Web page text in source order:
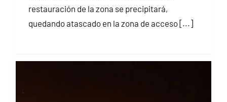
restauración de la zona se precipitará,
quedando atascado en la zona de acceso [...]